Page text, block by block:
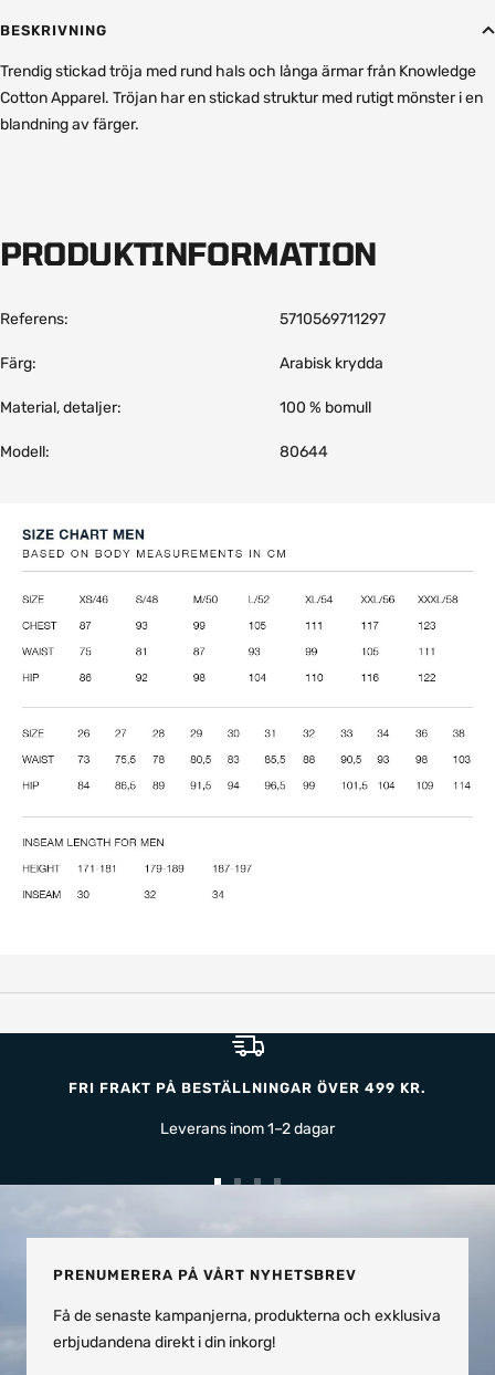
BESKRIVNING
Trendig stickad tröja med rund hals och långa ärmar från Knowledge
Cotton Apparel. Tröjan har en stickad struktur med rutigt mönster i en
blandning av färger.
PRODUKTINFORMATION
Referens: 5710569711297
Färg: Arabisk krydda
Material, detaljer: 100 % bomull
Modell: 80644
FRI FRAKT PÅ BESTÄLLNINGAR ÖVER 499 KR.
Leverans inom 1–2 dagar
1
2 3 4
PRENUMERERA PÅ VÅRT NYHETSBREV
Få de senaste kampanjerna, produkterna och exklusiva
erbjudandena direkt i din inkorg!